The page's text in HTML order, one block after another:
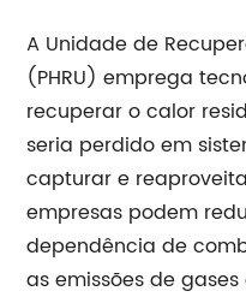
A Unidade de
(PHRU) emprega
recuperar o calor
seria perdido em
capturar e
empresas podem
dependência de
as emissões de